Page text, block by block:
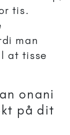
tis.
man
at tisse
onani
på dit